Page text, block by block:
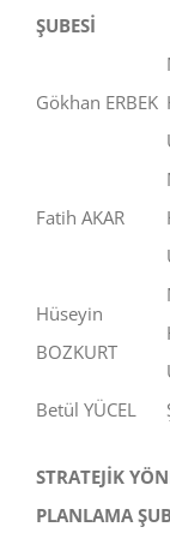
ŞUBESİ
Gökhan ERBEK
Fatih AKAR
Hüseyin
BOZKURT
Betül YÜCEL
STRATEJİK
PLANLAMA